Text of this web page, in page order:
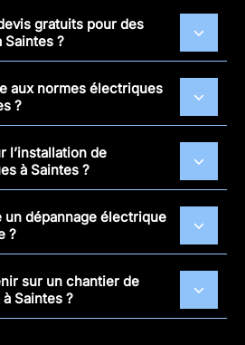
gratuits pour des
Saintes ?
aux normes électriques
?
l’installation de
à Saintes ?
un dépannage électrique
?
sur un chantier de
Saintes ?